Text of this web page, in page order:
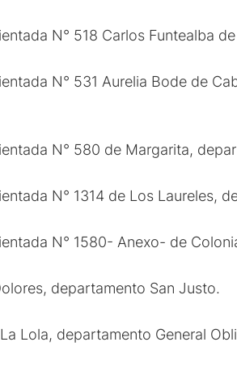
N° 518 Carlos Funtealba
N° 531 Aurelia Bode de
N° 580 de Margarita,
N° 1314 de Los Laureles,
N° 1580- Anexo- de
departamento San Justo.
Lola, departamento General